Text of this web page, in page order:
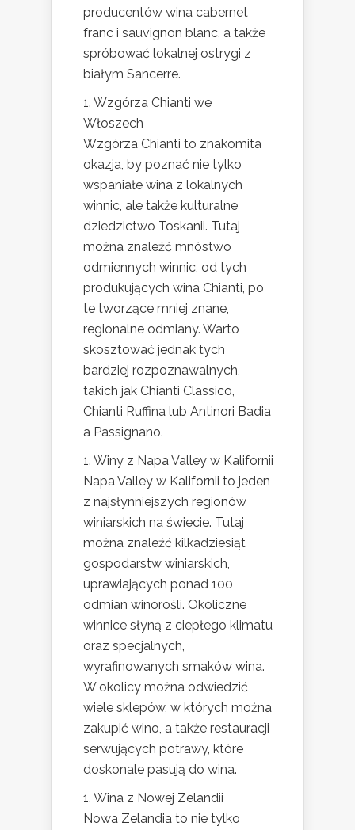
producentów wina cabernet
franc i sauvignon blanc, a także
spróbować lokalnej ostrygi z
białym Sancerre.
1. Wzgórza Chianti we
Włoszech
Wzgórza Chianti to znakomita
okazja, by poznać nie tylko
wspaniałe wina z lokalnych
winnic, ale także kulturalne
dziedzictwo Toskanii. Tutaj
można znaleźć mnóstwo
odmiennych winnic, od tych
produkujących wina Chianti, po
te tworzące mniej znane,
regionalne odmiany. Warto
skosztować jednak tych
bardziej rozpoznawalnych,
takich jak Chianti Classico,
Chianti Ruffina lub Antinori Badia
a Passignano.
1. Winy z Napa Valley w Kalifornii
Napa Valley w Kalifornii to jeden
z najsłynniejszych regionów
winiarskich na świecie. Tutaj
można znaleźć kilkadziesiąt
gospodarstw winiarskich,
uprawiających ponad 100
odmian winorośli. Okoliczne
winnice słyną z ciepłego klimatu
oraz specjalnych,
wyrafinowanych smaków wina.
W okolicy można odwiedzić
wiele sklepów, w których można
zakupić wino, a także restauracji
serwujących potrawy, które
doskonale pasują do wina.
1. Wina z Nowej Zelandii
Nowa Zelandia to nie tylko